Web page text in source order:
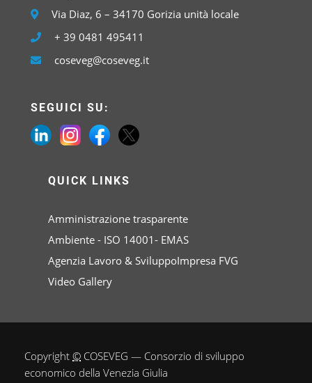
Via Diaz, 6 – 34170 Gorizia unità locale
+ 39 0481 495411
coseveg@coseveg.it
SEGUICI SU:
QUICK LINKS
Amministrazione trasparente
Ambiente - ISO 14001- EMAS
Agenzia Lavoro & SviluppoImpresa FVG
Video Gallery
Copyright © COSEVEG — Consorzio di sviluppo
economico della Venezia Giulia